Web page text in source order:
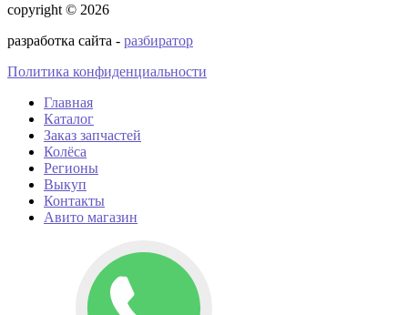
copyright © 2026
разработка сайта - разбиратор
Политика конфиденциальности
Главная
Каталог
Заказ запчастей
Колёса
Регионы
Выкуп
Контакты
Авито магазин